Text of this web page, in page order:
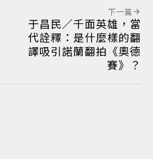
下一篇
于昌民／千面英雄，當
代詮釋：是什麼樣的翻
譯吸引諾蘭翻拍《奧德
賽》？